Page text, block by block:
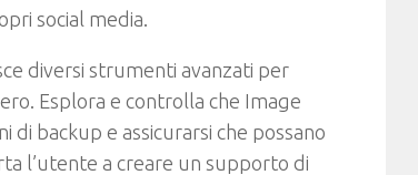
social media.
diversi strumenti avanzati per
Esplora e controlla che Image
backup e assicurarsi che possano
l’utente a creare un supporto di